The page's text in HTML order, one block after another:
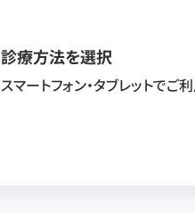
診療方法を選択
スマートフォン・タブレットで